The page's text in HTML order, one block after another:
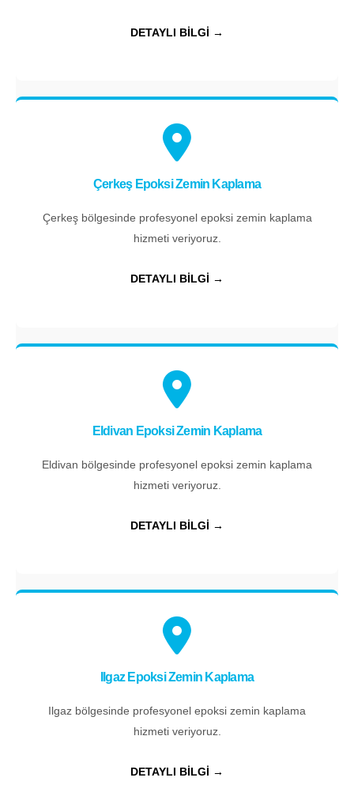
DETAYLI BİLGİ →
Çerkeş Epoksi Zemin Kaplama
Çerkeş bölgesinde profesyonel epoksi zemin kaplama
hizmeti veriyoruz.
DETAYLI BİLGİ →
Eldivan Epoksi Zemin Kaplama
Eldivan bölgesinde profesyonel epoksi zemin kaplama
hizmeti veriyoruz.
DETAYLI BİLGİ →
Ilgaz Epoksi Zemin Kaplama
Ilgaz bölgesinde profesyonel epoksi zemin kaplama
hizmeti veriyoruz.
DETAYLI BİLGİ →